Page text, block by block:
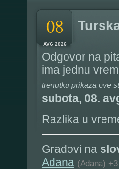
08
AVG 2026
Odgovor na
ima jednu
trenutku prikaza ove
subota, 08.
Razlika u
Gradovi na
Adana (Adana)